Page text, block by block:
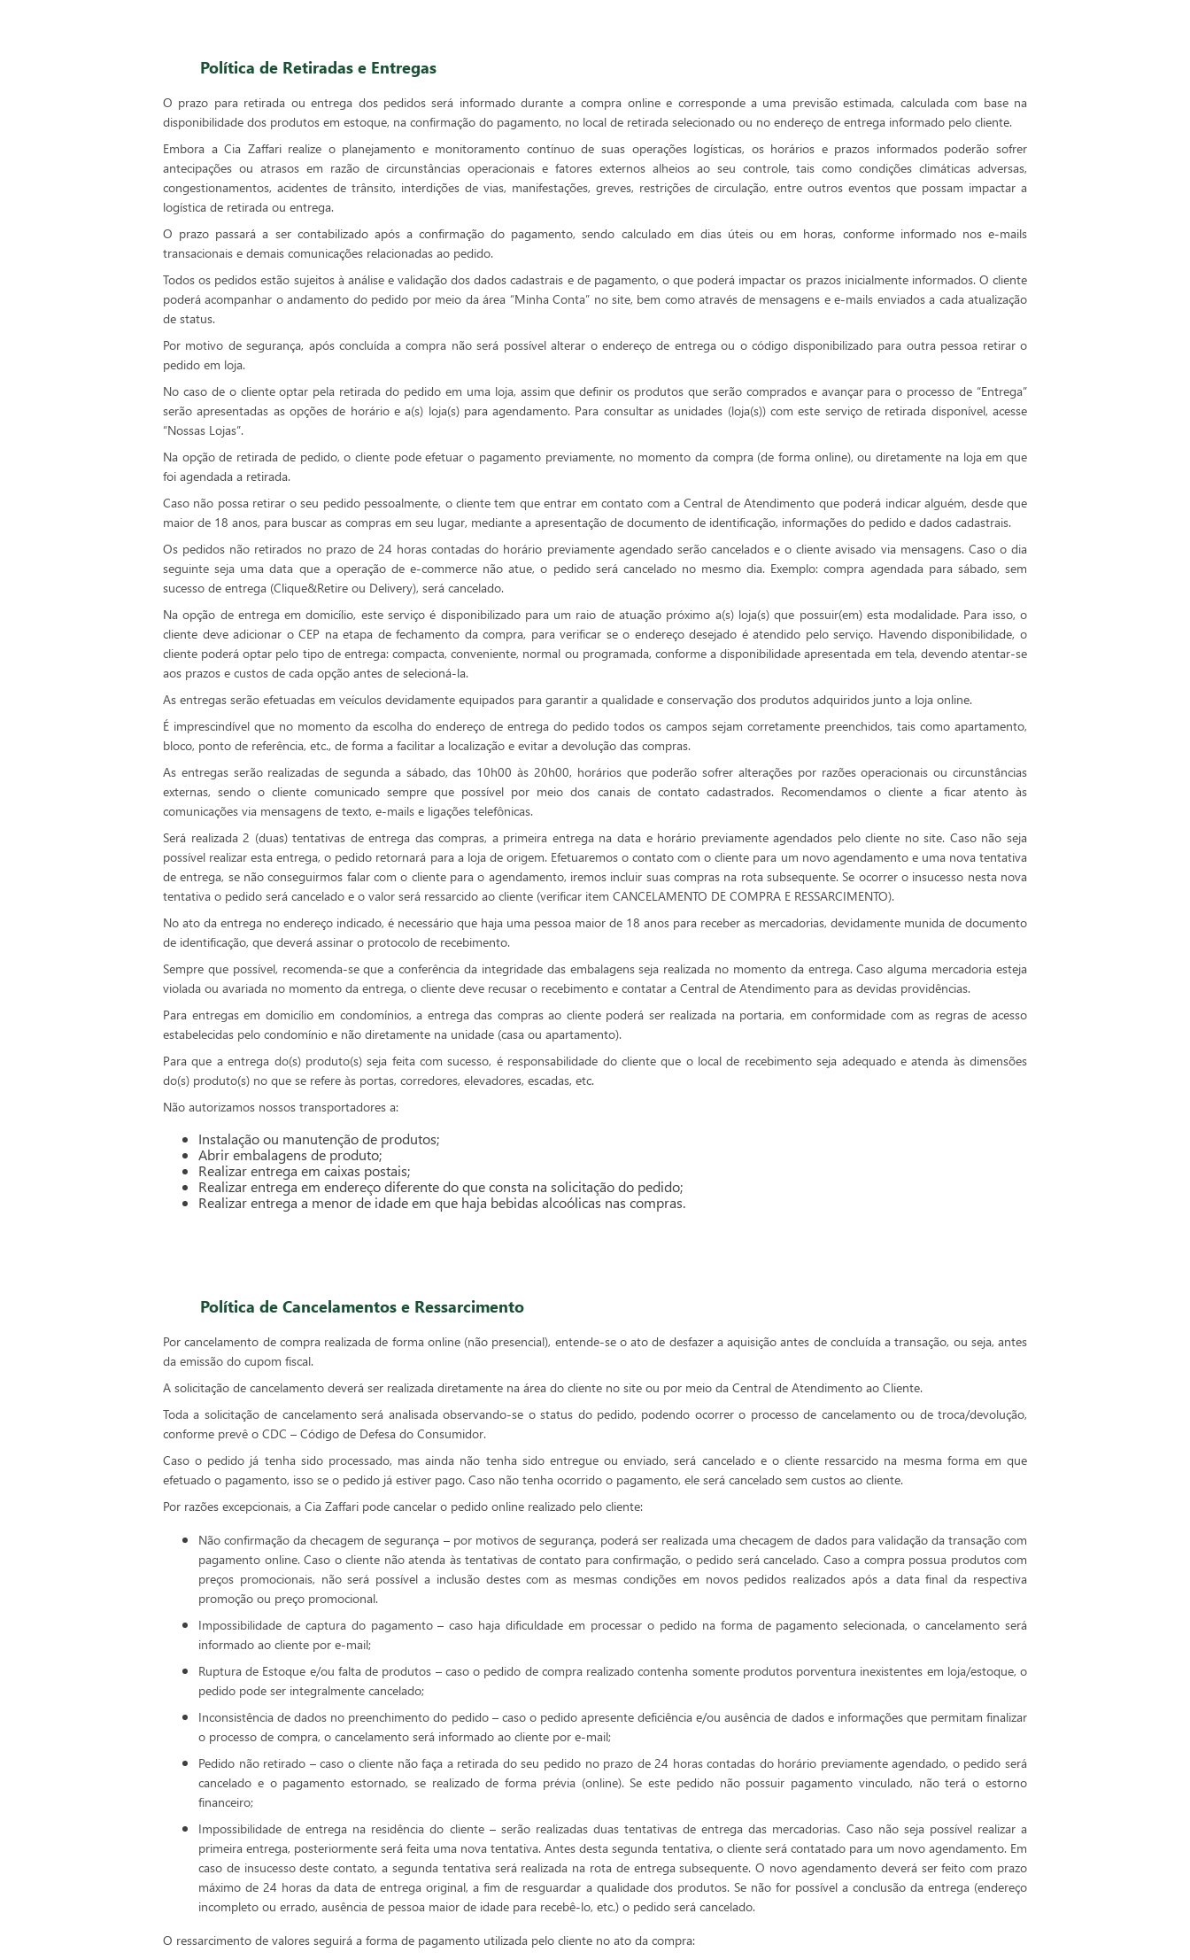
Política de Retiradas e Entregas
O prazo para retirada ou entrega dos pedidos será informado durante a compra online e corresponde a uma previsão estimada, calculada com base na
disponibilidade dos produtos em estoque, na confirmação do pagamento, no local de retirada selecionado ou no endereço de entrega informado pelo cliente.
Embora a Cia Zaffari realize o planejamento e monitoramento contínuo de suas operações logísticas, os horários e prazos informados poderão sofrer
antecipações ou atrasos em razão de circunstâncias operacionais e fatores externos alheios ao seu controle, tais como condições climáticas adversas,
congestionamentos, acidentes de trânsito, interdições de vias, manifestações, greves, restrições de circulação, entre outros eventos que possam impactar a
logística de retirada ou entrega.
O prazo passará a ser contabilizado após a confirmação do pagamento, sendo calculado em dias úteis ou em horas, conforme informado nos e-mails
transacionais e demais comunicações relacionadas ao pedido.
Todos os pedidos estão sujeitos à análise e validação dos dados cadastrais e de pagamento, o que poderá impactar os prazos inicialmente informados. O cliente
poderá acompanhar o andamento do pedido por meio da área “Minha Conta” no site, bem como através de mensagens e e-mails enviados a cada atualização
de status.
Por motivo de segurança, após concluída a compra não será possível alterar o endereço de entrega ou o código disponibilizado para outra pessoa retirar o
pedido em loja.
No caso de o cliente optar pela retirada do pedido em uma loja, assim que definir os produtos que serão comprados e avançar para o processo de “Entrega”
serão apresentadas as opções de horário e a(s) loja(s) para agendamento. Para consultar as unidades (loja(s)) com este serviço de retirada disponível, acesse
“Nossas Lojas”.
Na opção de retirada de pedido, o cliente pode efetuar o pagamento previamente, no momento da compra (de forma online), ou diretamente na loja em que
foi agendada a retirada.
Caso não possa retirar o seu pedido pessoalmente, o cliente tem que entrar em contato com a Central de Atendimento que poderá indicar alguém, desde que
maior de 18 anos, para buscar as compras em seu lugar, mediante a apresentação de documento de identificação, informações do pedido e dados cadastrais.
Os pedidos não retirados no prazo de 24 horas contadas do horário previamente agendado serão cancelados e o cliente avisado via mensagens. Caso o dia
seguinte seja uma data que a operação de e-commerce não atue, o pedido será cancelado no mesmo dia. Exemplo: compra agendada para sábado, sem
sucesso de entrega (Clique&Retire ou Delivery), será cancelado.
Na opção de entrega em domicílio, este serviço é disponibilizado para um raio de atuação próximo a(s) loja(s) que possuir(em) esta modalidade. Para isso, o
cliente deve adicionar o CEP na etapa de fechamento da compra, para verificar se o endereço desejado é atendido pelo serviço. Havendo disponibilidade, o
cliente poderá optar pelo tipo de entrega: compacta, conveniente, normal ou programada, conforme a disponibilidade apresentada em tela, devendo atentar-se
aos prazos e custos de cada opção antes de selecioná-la.
As entregas serão efetuadas em veículos devidamente equipados para garantir a qualidade e conservação dos produtos adquiridos junto a loja online.
É imprescindível que no momento da escolha do endereço de entrega do pedido todos os campos sejam corretamente preenchidos, tais como apartamento,
bloco, ponto de referência, etc., de forma a facilitar a localização e evitar a devolução das compras.
As entregas serão realizadas de segunda a sábado, das 10h00 às 20h00, horários que poderão sofrer alterações por razões operacionais ou circunstâncias
externas, sendo o cliente comunicado sempre que possível por meio dos canais de contato cadastrados. Recomendamos o cliente a ficar atento às
comunicações via mensagens de texto, e-mails e ligações telefônicas.
Será realizada 2 (duas) tentativas de entrega das compras, a primeira entrega na data e horário previamente agendados pelo cliente no site. Caso não seja
possível realizar esta entrega, o pedido retornará para a loja de origem. Efetuaremos o contato com o cliente para um novo agendamento e uma nova tentativa
de entrega, se não conseguirmos falar com o cliente para o agendamento, iremos incluir suas compras na rota subsequente. Se ocorrer o insucesso nesta nova
tentativa o pedido será cancelado e o valor será ressarcido ao cliente (verificar item CANCELAMENTO DE COMPRA E RESSARCIMENTO).
No ato da entrega no endereço indicado, é necessário que haja uma pessoa maior de 18 anos para receber as mercadorias, devidamente munida de documento
de identificação, que deverá assinar o protocolo de recebimento.
Sempre que possível, recomenda-se que a conferência da integridade das embalagens seja realizada no momento da entrega. Caso alguma mercadoria esteja
violada ou avariada no momento da entrega, o cliente deve recusar o recebimento e contatar a Central de Atendimento para as devidas providências.
Para entregas em domicílio em condomínios, a entrega das compras ao cliente poderá ser realizada na portaria, em conformidade com as regras de acesso
estabelecidas pelo condomínio e não diretamente na unidade (casa ou apartamento).
Para que a entrega do(s) produto(s) seja feita com sucesso, é responsabilidade do cliente que o local de recebimento seja adequado e atenda às dimensões
do(s) produto(s) no que se refere às portas, corredores, elevadores, escadas, etc.
Não autorizamos nossos transportadores a:
Instalação ou manutenção de produtos;
Abrir embalagens de produto;
Realizar entrega em caixas postais;
Realizar entrega em endereço diferente do que consta na solicitação do pedido;
Realizar entrega a menor de idade em que haja bebidas alcoólicas nas compras.
Política de Cancelamentos e Ressarcimento
Por cancelamento de compra realizada de forma online (não presencial), entende-se o ato de desfazer a aquisição antes de concluída a transação, ou seja, antes
da emissão do cupom fiscal.
A solicitação de cancelamento deverá ser realizada diretamente na área do cliente no site ou por meio da Central de Atendimento ao Cliente.
Toda a solicitação de cancelamento será analisada observando-se o status do pedido, podendo ocorrer o processo de cancelamento ou de troca/devolução,
conforme prevê o CDC – Código de Defesa do Consumidor.
Caso o pedido já tenha sido processado, mas ainda não tenha sido entregue ou enviado, será cancelado e o cliente ressarcido na mesma forma em que
efetuado o pagamento, isso se o pedido já estiver pago. Caso não tenha ocorrido o pagamento, ele será cancelado sem custos ao cliente.
Por razões excepcionais, a Cia Zaffari pode cancelar o pedido online realizado pelo cliente:
Não confirmação da checagem de segurança – por motivos de segurança, poderá ser realizada uma checagem de dados para validação da transação com
pagamento online. Caso o cliente não atenda às tentativas de contato para confirmação, o pedido será cancelado. Caso a compra possua produtos com
preços promocionais, não será possível a inclusão destes com as mesmas condições em novos pedidos realizados após a data final da respectiva
promoção ou preço promocional.
Impossibilidade de captura do pagamento – caso haja dificuldade em processar o pedido na forma de pagamento selecionada, o cancelamento será
informado ao cliente por e-mail;
Ruptura de Estoque e/ou falta de produtos – caso o pedido de compra realizado contenha somente produtos porventura inexistentes em loja/estoque, o
pedido pode ser integralmente cancelado;
Inconsistência de dados no preenchimento do pedido – caso o pedido apresente deficiência e/ou ausência de dados e informações que permitam finalizar
o processo de compra, o cancelamento será informado ao cliente por e-mail;
Pedido não retirado – caso o cliente não faça a retirada do seu pedido no prazo de 24 horas contadas do horário previamente agendado, o pedido será
cancelado e o pagamento estornado, se realizado de forma prévia (online). Se este pedido não possuir pagamento vinculado, não terá o estorno
financeiro;
Impossibilidade de entrega na residência do cliente – serão realizadas duas tentativas de entrega das mercadorias. Caso não seja possível realizar a
primeira entrega, posteriormente será feita uma nova tentativa. Antes desta segunda tentativa, o cliente será contatado para um novo agendamento. Em
caso de insucesso deste contato, a segunda tentativa será realizada na rota de entrega subsequente. O novo agendamento deverá ser feito com prazo
máximo de 24 horas da data de entrega original, a fim de resguardar a qualidade dos produtos. Se não for possível a conclusão da entrega (endereço
incompleto ou errado, ausência de pessoa maior de idade para recebê-lo, etc.) o pedido será cancelado.
O ressarcimento de valores seguirá a forma de pagamento utilizada pelo cliente no ato da compra: